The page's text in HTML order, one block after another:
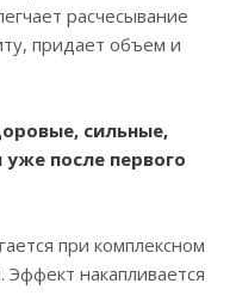
расчесывание
придает объем и
сильные,
после первого
при комплексном
накапливается